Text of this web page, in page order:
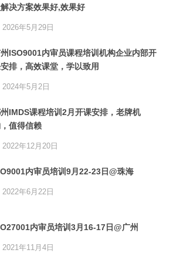
决方案效果好,效果好
2026年5月29日
ISO9001内审员课程培训机构企业内部开
排，高效课堂，学以致用
2024年5月2日
IMDS课程培训2月开课安排，老牌机
值得信赖
2022年12月20日
内审员培训9月22-23日@珠海
2022年6月22日
内审员培训3月16-17日@广州
2021年11月4日